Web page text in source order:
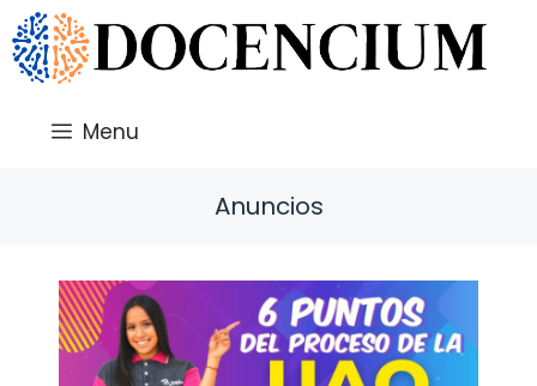
Saltar
al
contenido
Menu
Anuncios